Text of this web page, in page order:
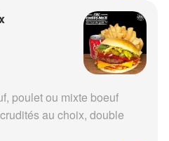
poulet ou mixte boeuf
au choix, double